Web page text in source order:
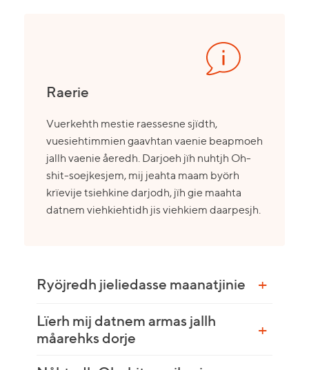
Raerie
Vuerkehth mestie raessesne sjïdth,
vuesiehtimmien gaavhtan vaenie beapmoeh
jallh vaenie åeredh. Darjoeh jïh nuhtjh Oh-
shit-soejkesjem, mij jeahta maam byörh
krïevije tsiehkine darjodh, jïh gie maahta
datnem viehkiehtidh jis viehkiem daarpesjh.
Ryöjredh jieliedasse maanatjinie
Lïerh mij datnem armas jallh
måarehks dorje